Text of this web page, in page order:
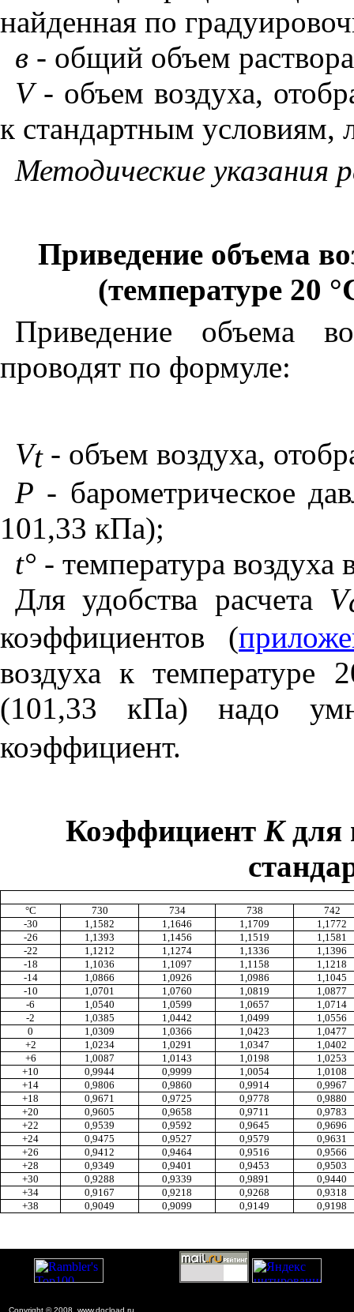
найденная по
в - общий объем
V - объем воздуха,
к стандартным условиям,
Методические
Приведение объема
(температуре 20 °
Приведение объема
проводят по формуле:
Vt- объем воздуха,
Р - барометрическое
101,33 кПа);
t° - температура
Для удобства расчета V
коэффициентов (
воздуха к температуре
(101,33 кПа) надо
коэффициент.
Коэффициент Кдля
°С 730 734 738
742
-30
1,1582 1,1646 1,1709
1,1772
-26
1,1393 1,1456 1,1519
1,1581
-22
1,1212 1,1274 1,1336
1,1396
-18
1,1036 1,1097 1,1158
1,1218
-14
1,0866 1,0926 1,0986
1,1045
-10
1,0701 1,0760 1,0819
1,0877
-6
1,0540 1,0599 1,0657
1,0714
-2
1,0385 1,0442 1,0499
1,0556
0
1,0309 1,0366 1,0423
1,0477
+2
1,0234 1,0291 1,0347
1,0402
+6
1,0087 1,0143 1,0198
1,0253
+10
0,9944 0,9999 1,0054
1,0108
+14
0,9806 0,9860 0,9914
0,9967
+18
0,9671 0,9725 0,9778
0,9880
+20
0,9605 0,9658 0,9711
0,9783
+22
0,9539 0,9592 0,9645
0,9696
+24
0,9475 0,9527 0,9579
0,9631
+26
0,9412 0,9464 0,9516
0,9566
+28
0,9349 0,9401 0,9453
0,9503
+30
0,9288 0,9339 0,9891
0,9440
+34
0,9167 0,9218 0,9268
0,9318
+38
0,9049 0,9099 0,9149 0,9198
Copyright © 2008, www.docload.ru